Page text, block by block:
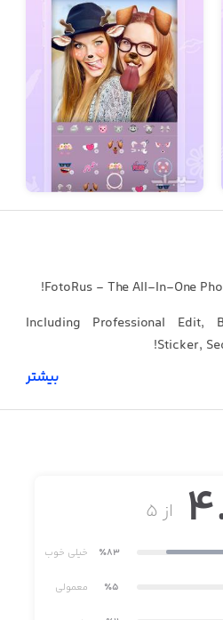
FotoRus - The All-In-One
Including Professional Edit,
Sticker,
Over 100+ Square, Portrait,
بیشتر
از ۵
٪83 خیلی خوب
٪5 معمولی